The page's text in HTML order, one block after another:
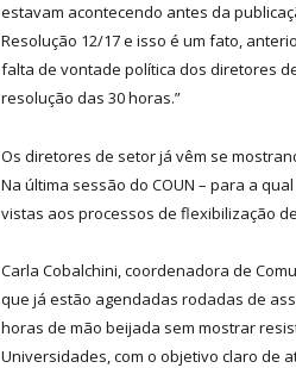
estavam acontecendo antes da
Resolução 12/17 e isso é um fato,
falta de vontade política dos diretores
resolução das 30 horas.”
Os diretores de setor já vêm se
Na última sessão do COUN – para a
vistas aos processos de flexibilização
Carla Cobalchini, coordenadora de
que já estão agendadas rodadas de
horas de mão beijada sem mostrar
Universidades, com o objetivo claro de